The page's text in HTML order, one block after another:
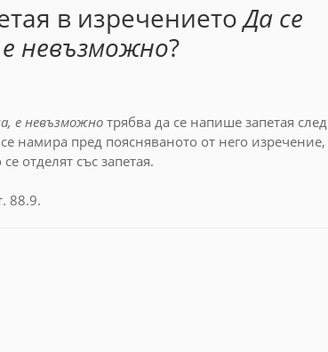
в изречениетоДа се
невъзможно?
е невъзможно трябва да се напише запетая след
намира пред поясняваното от него изречение,
отделят със запетая.
88.9.